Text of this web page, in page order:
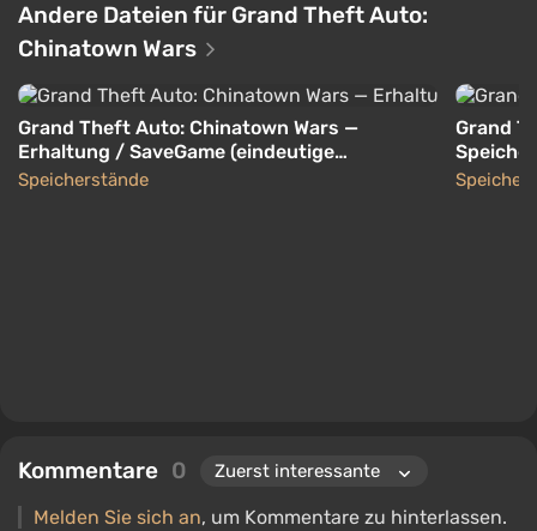
Andere Dateien für Grand Theft Auto:
Chinatown Wars
Grand Theft Auto: Chinatown Wars —
Erhaltung / SaveGame (eindeutige
Fahrzeuge) [PSP]
Speicherstände
Grand
[PSP]
Kommentare 0
Melden Sie sich an, um Kommentare zu hinterlassen.